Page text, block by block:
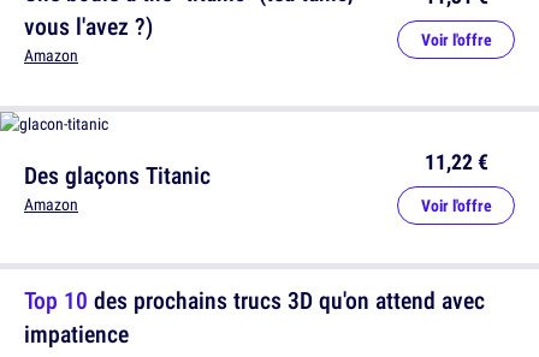
Des glaçons Titanic
Amazon
11,22 €
Voir l'offre
Top 10 des prochains trucs 3D qu'on attend avec
impatience
vous l'avez ?)
Amazon
Voir l'offre